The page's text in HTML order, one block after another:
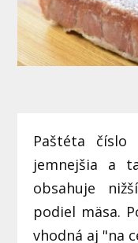
Paštéta
jemnejšia a
obsahuje
podiel mäsa.
vhodná aj "na